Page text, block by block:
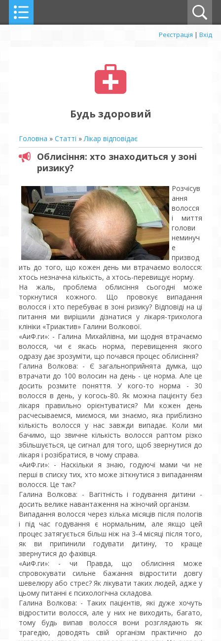
Реєстрація | Вхід
Будь здоровий
Головна » Статті »Лікар відповідає
Облисіння: хто знаходиться у зоні
ризику?
Розчісув
ання
волосся
і миття
голови
неминуч
е
призвод
ить до того, що кожен день ми втрачаємо волосся:
хтось незначна кількість, а хтось-перевищує норму.
На жаль, проблема облисіння сьогодні може
торкнутися кожного. Що провокує випадання
волосся і хто перебуває в зоні ризику? Відповіді на ці
питання ми вирішили дізнатися у лікаря-трихолога
клініки «Триактив» Галини Волкової.
«АиФ.ги»: - Галина Михайлівна, ми щодня втрачаємо
волосся, чи є якась норма, перевищення якого
одразу дає зрозуміти, що почався процес облисіння?
Галина Волкова: - Є загальноприйнята думка, що
втрачати до 100 волосин на день - це норма. Але це
досить розмите поняття. У кого-то норма - 30
волосся в день, у когось-80. Як можна пацієнту без
лікаря правильно орієнтуватися? Ми кожен день
расчесываемся, миємося, ми знаємо, яка приблизно
кількість волосся у нас завжди випадає. Коли ми
бачимо, що звичне кількість волосся раптом різко
збільшується, це сигнал для того, щоб звернутися до
лікаря і розібратися, в чому справа.
«АиФ.ги»: - Наскільки я знаю, годуючі мами чи не
перші в списку тих, хто може зіткнутися з випаданням
волосся. Це так?
Галина Волкова: - Вагітність і годування дитини -
досить велике навантаження на жіночий організм.
Випадання волосся через кілька місяців після пологів
і під час годування є нормальним, але якщо цей
процес затягується більш ніж на 3-4 місяці після того,
як ви припинили годувати дитину, то краще
звернутися до фахівця.
«АиФ.ги»: - чи Правда, що облисіння може
спровокувати сильне бажання відростити довгу
шевелюру або стрес? Як лікувати таких людей, адже у
цьому питанні є психологічна складова.
Галина Волкова: - Таких пацієнтів, які дуже хочуть
відростити волосся, але у них не виходить, багато,
тому будь випав волосся вони розглядають як
трагедію, доводять свій організм практично до